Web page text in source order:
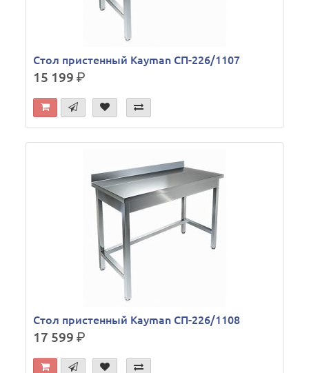
Стол пристенный Kayman СП-226/1107
15 199р.
Стол пристенный Kayman СП-226/1108
17 599р.